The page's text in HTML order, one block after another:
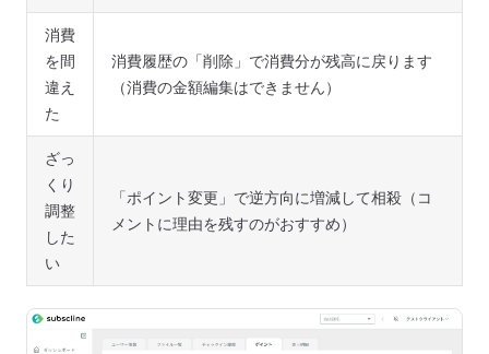
消費
を間
違え
た
消費履歴の「削除」で消費分が残高に戻ります
（消費の金額編集はできません）
ざっ
くり
調整
した
い
「ポイント変更」で逆方向に増減して相殺（コ
メントに理由を残すのがおすすめ）